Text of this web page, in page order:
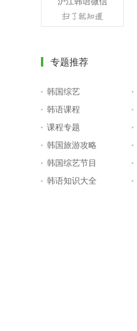
专题推荐
韩国综艺
韩语课程
课程专题
韩国旅游攻略
韩国综艺节目
韩语知识大全